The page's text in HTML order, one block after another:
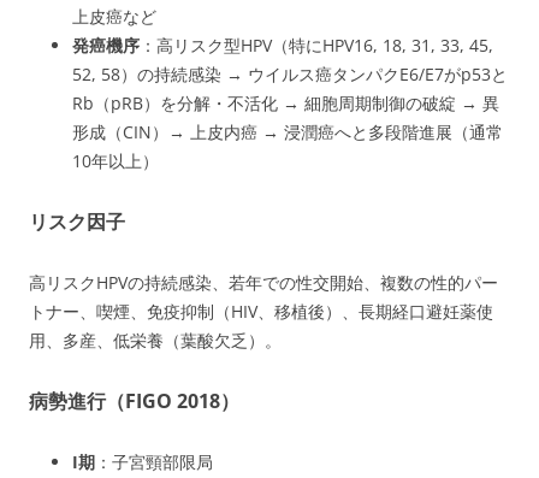
上皮癌など
発癌機序 ：高リスク型HPV（特にHPV16, 18, 31, 33, 45,
52, 58）の持続感染 → ウイルス癌タンパクE6/E7がp53と
Rb（pRB）を分解・不活化 → 細胞周期制御の破綻 → 異
形成（CIN）→ 上皮内癌 → 浸潤癌へと多段階進展（通常
10年以上）
リスク因子
高リスクHPVの持続感染、若年での性交開始、複数の性的パー
トナー、喫煙、免疫抑制（HIV、移植後）、長期経口避妊薬使
用、多産、低栄養（葉酸欠乏）。
病勢進行（FIGO 2018）
I期 ：子宮頸部限局